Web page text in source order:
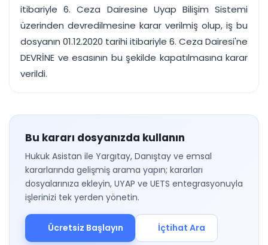
itibariyle 6. Ceza Dairesine Uyap Bilişim Sistemi
üzerinden devredilmesine karar verilmiş olup, iş bu
dosyanın 01.12.2020 tarihi itibariyle 6. Ceza Dairesi'ne
DEVRİNE ve esasının bu şekilde kapatılmasına karar
verildi.
Bu kararı dosyanızda kullanın
Hukuk Asistan ile Yargıtay, Danıştay ve emsal
kararlarında gelişmiş arama yapın; kararları
dosyalarınıza ekleyin, UYAP ve UETS entegrasyonuyla
işlerinizi tek yerden yönetin.
Ücretsiz Başlayın İçtihat Ara